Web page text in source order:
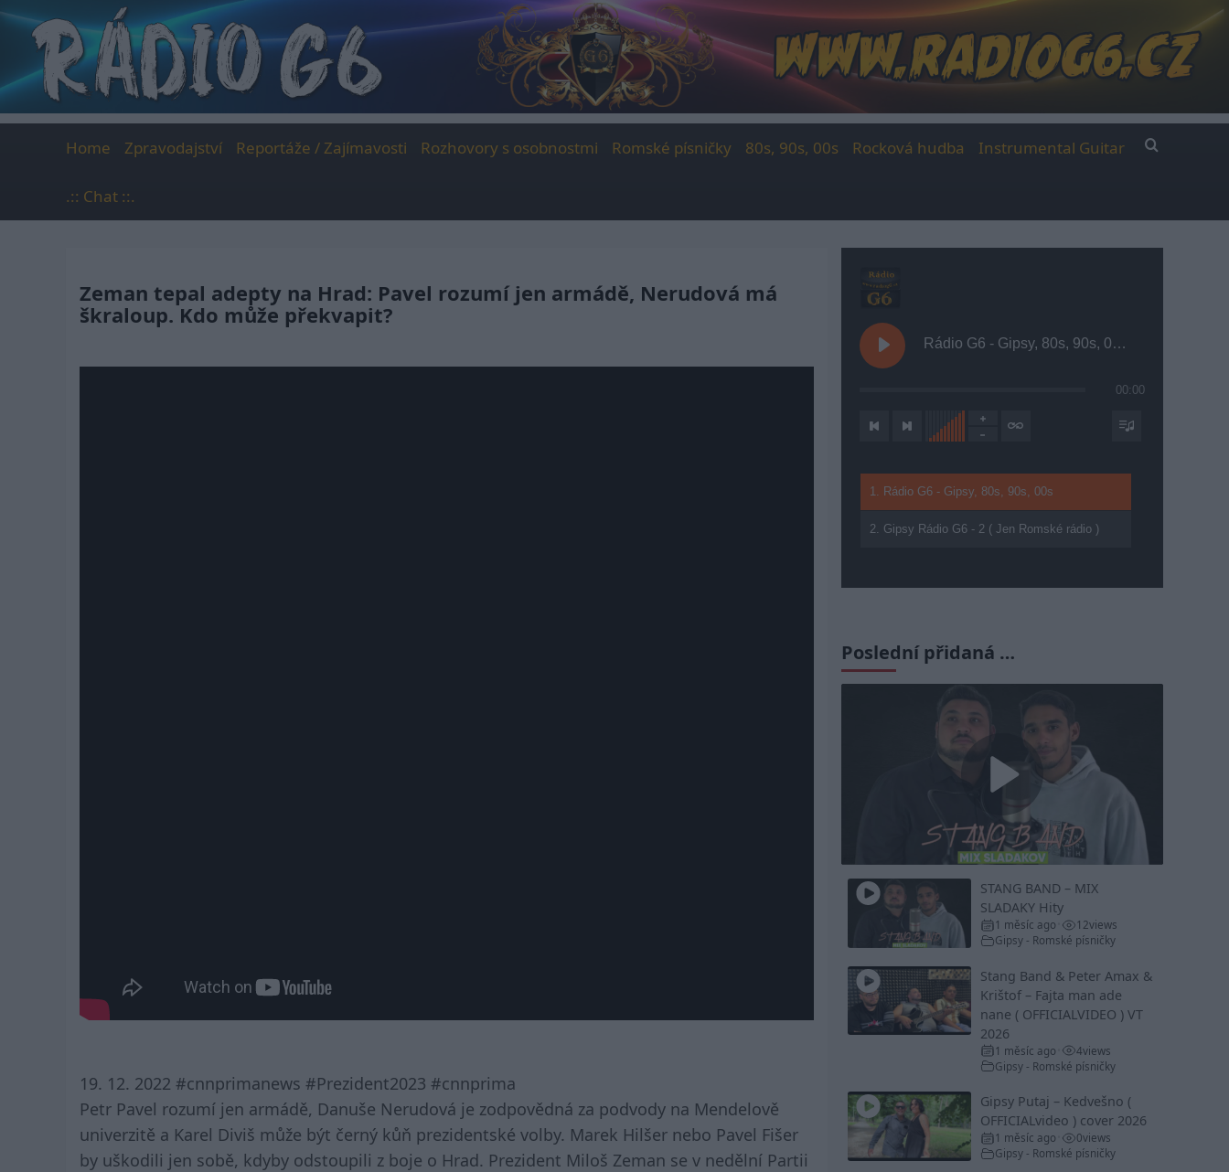
content
Home Zpravodajství Reportáže / Zajímavosti Rozhovory s osobnostmi Romské písničky 80s, 90s, 00s Rocková hudba Instrumental Guitar
.:: Chat ::.
Zeman tepal adepty na Hrad: Pavel rozumí jen armádě, Nerudová má
škraloup. Kdo může překvapit?
19. 12. 2022 #cnnprimanews #Prezident2023 #cnnprima
Petr Pavel rozumí jen armádě, Danuše Nerudová je zodpovědná za podvody na Mendelově
univerzitě a Karel Diviš může být černý kůň prezidentské volby. Marek Hilšer nebo Pavel Fišer
by uškodili jen sobě, kdyby odstoupili z boje o Hrad. Prezident Miloš Zeman se v nedělní Partii
Rádio G6 - Gipsy, 80s, 90s, 00s
00:00
1. Rádio G6 - Gipsy, 80s, 90s, 00s
2. Gipsy Rádio G6 - 2 ( Jen Romské rádio )
Poslední přidaná …
Play
Video
STANG BAND – MIX
SLADAKY Hity
1 měsíc ago 12views
Gipsy - Romské písničky
Stang Band & Peter Amax &
Krištof – Fajta man ade
nane ( OFFICIALVIDEO ) VT
2026
1 měsíc ago 4views
Gipsy - Romské písničky
Gipsy Putaj – Kedvešno (
OFFICIALvideo ) cover 2026
1 měsíc ago 0views
Gipsy - Romské písničky